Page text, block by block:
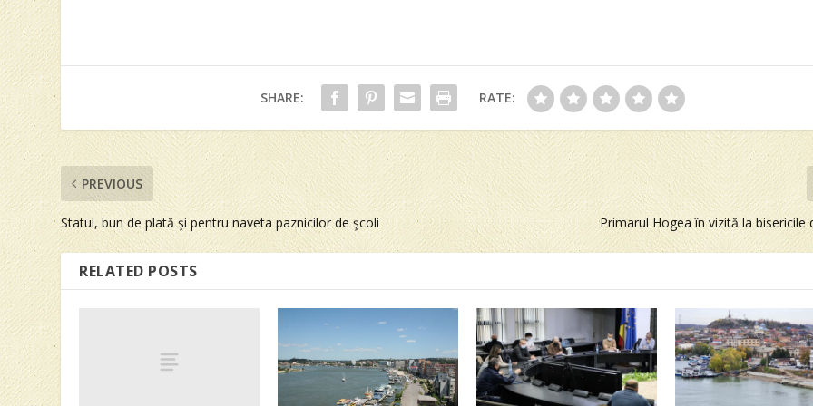
SHARE: RATE:
PREVIOUS
Statul, bun de plată şi pentru naveta paznicilor de şcoli Primarul Hogea în vizită la bisericile
RELATED POSTS